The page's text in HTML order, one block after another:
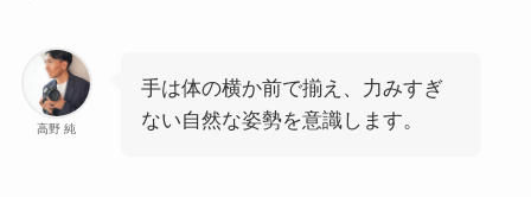
高野 純
手は体の横か前で揃え、力みすぎ
ない自然な姿勢を意識します。